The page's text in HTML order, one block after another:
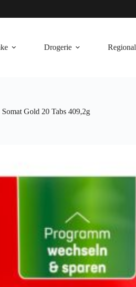
Drogerie Regional
Somat Gold 20 Tabs 409,2g